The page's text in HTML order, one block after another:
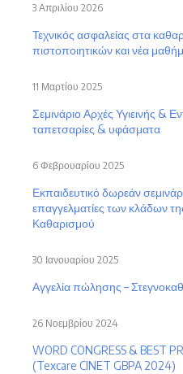
Τεχνικός ασφαλείας στα
πιστοποιητικών και νέα
3 Απριλίου 2026
Σεμινάριο Αρχές Υγιεινής &
ταπετσαρίες & υφάσματα
11 Μαρτίου 2025
Εκπαιδευτικό δωρεάν
επαγγελματίες των κλάδων
Καθαρισμού
6 Φεβρουαρίου 2025
Αγγελία πώλησης –
30 Ιανουαρίου 2025
WORD CONGRESS & BEST
(Texcare CINET GBPA 2024)
26 Νοεμβρίου 2024